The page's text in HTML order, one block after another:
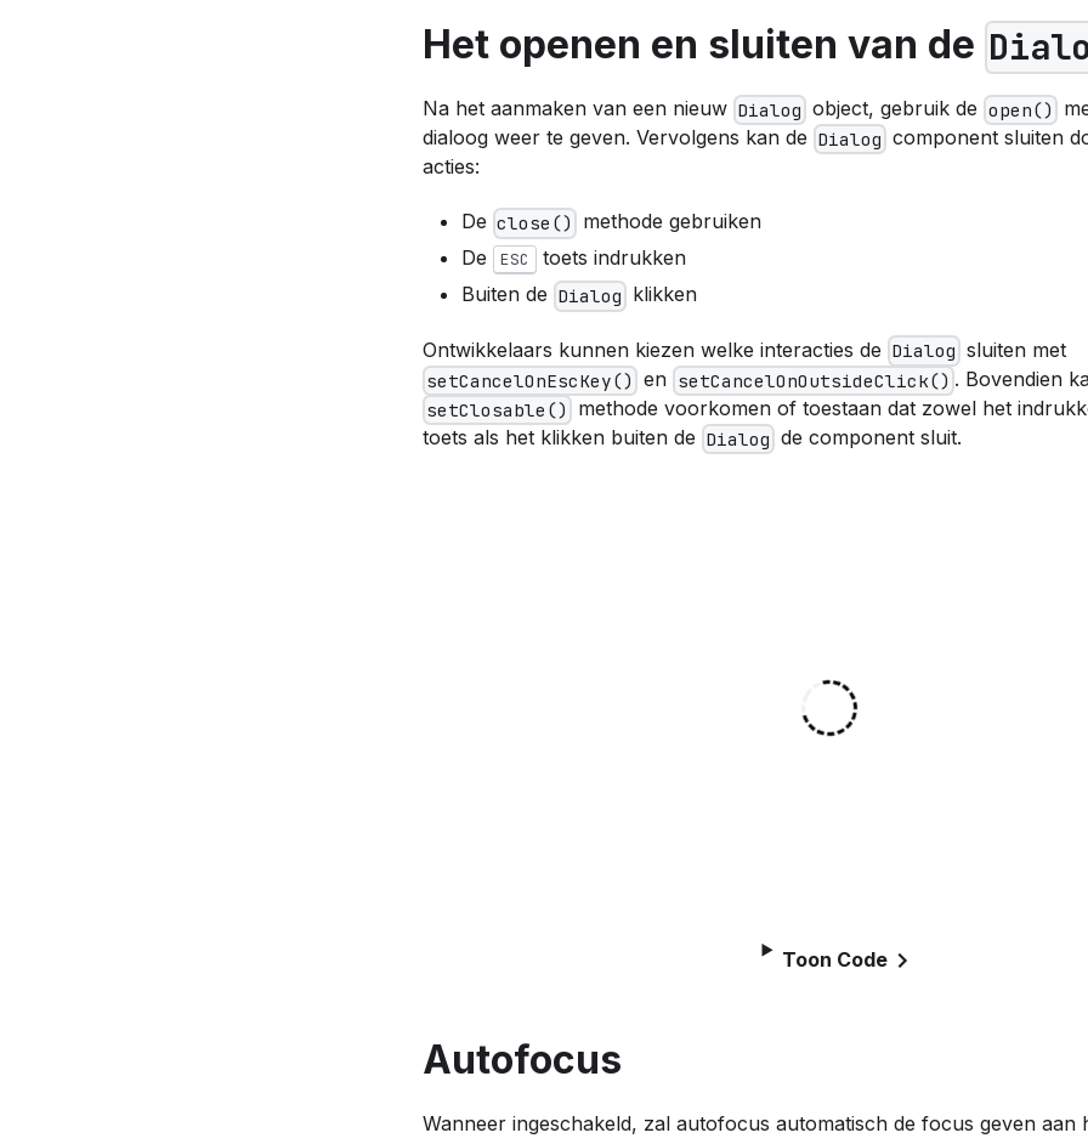
Het openen en sluiten van de
Na het aanmaken van een nieuw Dialog object, gebruik de open()
dialoog weer te geven. Vervolgens kan de Dialog component sluiten
acties:
De close()
methode gebruiken
De
ESC
toets indrukken
Buiten de Dialog klikken
Ontwikkelaars kunnen kiezen welke interacties de Dialog sluiten met
setCancelOnEscKey() en setCancelOnOutsideClick() . Bovendien
setClosable()
methode voorkomen of toestaan dat zowel het
toets als het klikken buiten de Dialog de component sluit.
Toon Code
Autofocus
Wanneer ingeschakeld, zal autofocus automatisch de focus geven aan